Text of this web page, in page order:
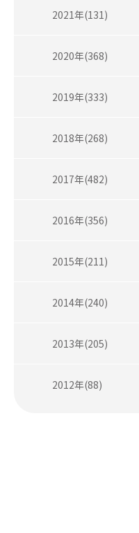
2021年(131)
2020年(368)
2019年(333)
2018年(268)
2017年(482)
2016年(356)
2015年(211)
2014年(240)
2013年(205)
2012年(88)